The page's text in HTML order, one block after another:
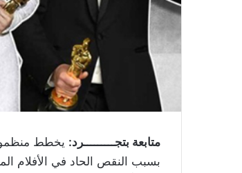
متابعة بتجـــــــــرد:
بسبب النقص الحاد في الأفلام